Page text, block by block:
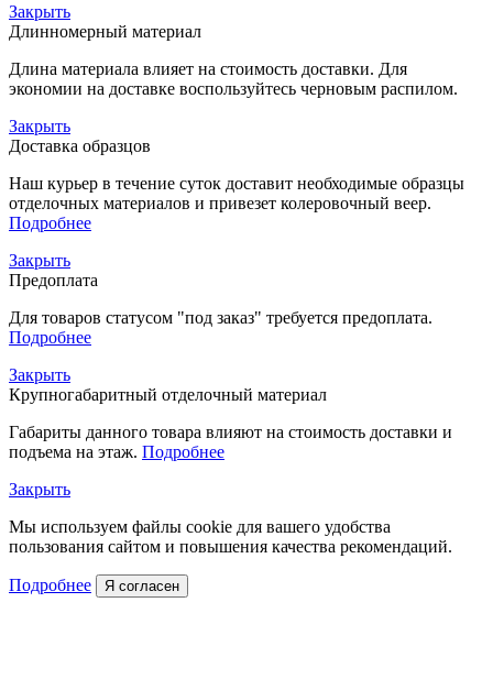
Закрыть
Длинномерный материал
Длина материала влияет на стоимость доставки. Для
экономии на доставке воспользуйтесь черновым распилом.
Закрыть
Доставка образцов
Наш курьер в течение суток доставит необходимые образцы
отделочных материалов и привезет колеровочный веер.
Подробнее
Закрыть
Предоплата
Для товаров статусом "под заказ" требуется предоплата.
Подробнее
Закрыть
Крупногабаритный отделочный материал
Габариты данного товара влияют на стоимость доставки и
подъема на этаж. Подробнее
Закрыть
Мы используем файлы cookie для вашего удобства
пользования сайтом и повышения качества рекомендаций.
Подробнее Я согласен